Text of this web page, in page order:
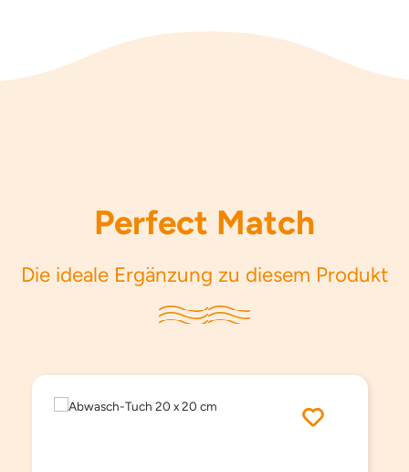
Perfect Match
Die ideale Ergänzung zu diesem Produkt